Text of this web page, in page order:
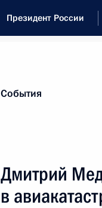
Президент России
События
Дмитрий
в